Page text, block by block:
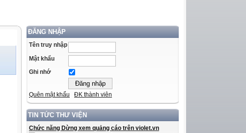
ĐĂNG NHẬP
Tên truy nhập
Mật khẩu
Ghi nhớ
Quên mật khẩu ĐK thành viên
TIN TỨC THƯ VIỆN
Chức năng Dừng xem quảng cáo trên violet.vn